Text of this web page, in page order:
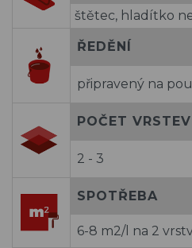
štětec, hladítko
ŘEDĚNÍ
připravený na
POČET VRSTEV
2 - 3
SPOTŘEBA
6-8 m2/l na 2